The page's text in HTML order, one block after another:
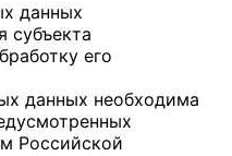
данных
субъекта
его
данных необходима
Российской